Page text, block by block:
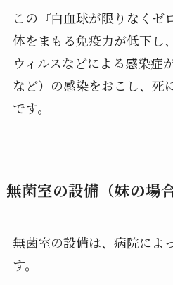
この『白血球が限りなくゼ
体をまもる免疫力が低下し
ウィルスなどによる感染症
など）の感染をおこし、死
です。
無菌室の設備（妹の場合
無菌室の設備は、病院によ
す。